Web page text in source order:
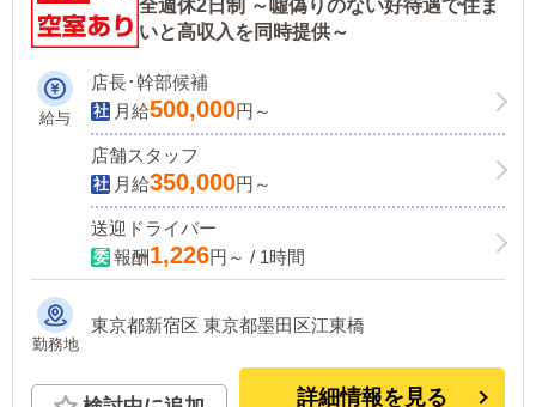
全週休2日制 ～噓偽りのない好待遇で住ま
いと高収入を同時提供～
給与
店長･幹部候補
月給500,000円～
店舗スタッフ
月給350,000円～
送迎ドライバー
報酬1,226円～ / 1時間
勤務地
東京都新宿区 東京都墨田区江東橋
詳細情報を見る